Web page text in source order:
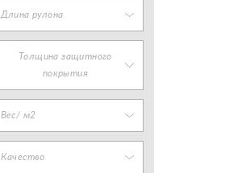
Длина рулона
Толщина защитного
покрытия
Вес/ м2
Качество